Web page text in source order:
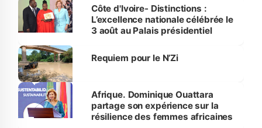
Bassam
Côte d'Ivoire- Distinctions :
L’excellence nationale célébrée le
3 août au Palais présidentiel
Requiem pour le N’Zi
Afrique. Dominique Ouattara
partage son expérience sur la
résilience des femmes africaines